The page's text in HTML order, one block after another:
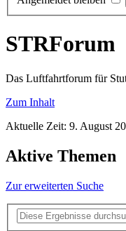
STRForum
Das Luftfahrtforum für
Zum Inhalt
Aktuelle Zeit: 9. August
Aktive Themen
Zur erweiterten Suche